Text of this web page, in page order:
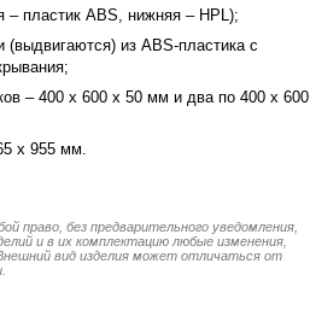
– пластик ABS, нижняя – HPL);
из ABS-пластика с
– 400 х 600 х 50 мм и два по 400 х 600
х 955 мм.
право, без предварительного уведомления,
и в их комплектацию любые изменения,
вид изделия может отличаться от